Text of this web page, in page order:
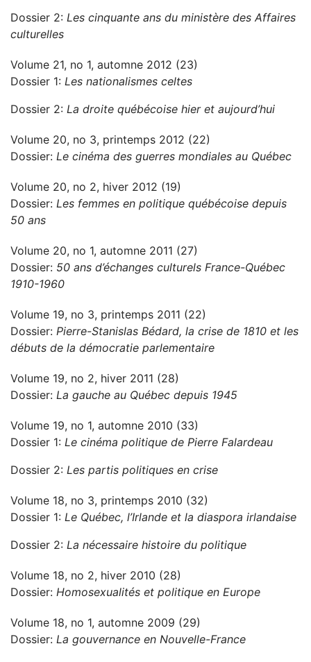
Dossier 2: Les cinquante ans du ministère des Affaires
culturelles
Volume 21, no 1, automne 2012 (23)
Dossier 1: Les nationalismes celtes
Dossier 2: La droite québécoise hier et aujourd’hui
Volume 20, no 3, printemps 2012 (22)
Dossier: Le cinéma des guerres mondiales au Québec
Volume 20, no 2, hiver 2012 (19)
Dossier: Les femmes en politique québécoise depuis
50 ans
Volume 20, no 1, automne 2011 (27)
Dossier: 50 ans d’échanges culturels France-Québec
1910-1960
Volume 19, no 3, printemps 2011 (22)
Dossier: Pierre-Stanislas Bédard, la crise de 1810 et les
débuts de la démocratie parlementaire
Volume 19, no 2, hiver 2011 (28)
Dossier: La gauche au Québec depuis 1945
Volume 19, no 1, automne 2010 (33)
Dossier 1: Le cinéma politique de Pierre Falardeau
Dossier 2: Les partis politiques en crise
Volume 18, no 3, printemps 2010 (32)
Dossier 1: Le Québec, l’Irlande et la diaspora irlandaise
Dossier 2: La nécessaire histoire du politique
Volume 18, no 2, hiver 2010 (28)
Dossier: Homosexualités et politique en Europe
Volume 18, no 1, automne 2009 (29)
Dossier: La gouvernance en Nouvelle-France